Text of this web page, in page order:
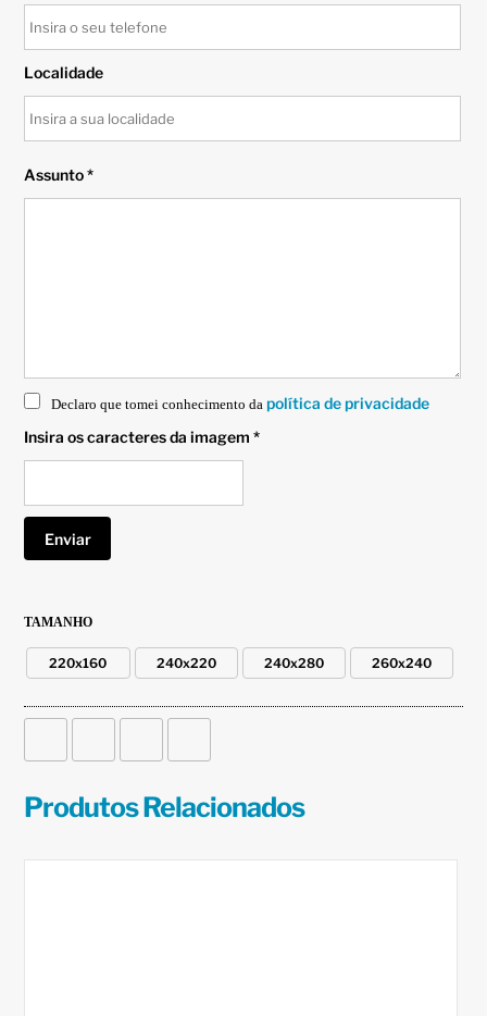
Localidade
Assunto *
Declaro que tomei conhecimento dapolítica de privacidade
Insira os caracteres da imagem *
TAMANHO
220x160 240x220 240x280 260x240
Produtos Relacionados